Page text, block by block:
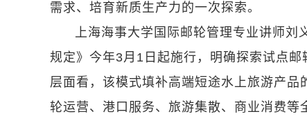
需求、培育新质生产力的一次探索。
上海海事大学国际邮轮管理专业讲师刘
规定》今年3月1日起施行，明确探索试点
层面看，该模式填补高端短途水上旅游产
轮运营、港口服务、旅游集散、商业消费